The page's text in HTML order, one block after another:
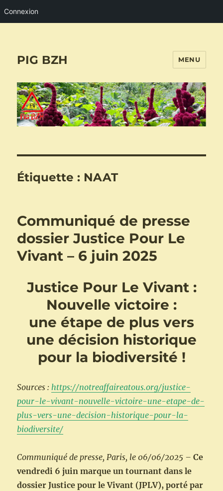
Connexion
PIG BZH MENU
Étiquette : NAAT
Communiqué de presse
dossier Justice Pour Le
Vivant – 6 juin 2025
Justice Pour Le Vivant :
Nouvelle victoire :
une étape de plus vers
une décision historique
pour la biodiversité !
Sources :https://notreaffaireatous.org/justice-
pour-le-vivant-nouvelle-victoire-une-etape-de-
plus-vers-une-decision-historique-pour-la-
biodiversite/
Communiqué de presse, Paris, le 06/06/2025 –Ce
vendredi 6 juin marque un tournant dans le
dossier Justice pour le Vivant (JPLV), porté par